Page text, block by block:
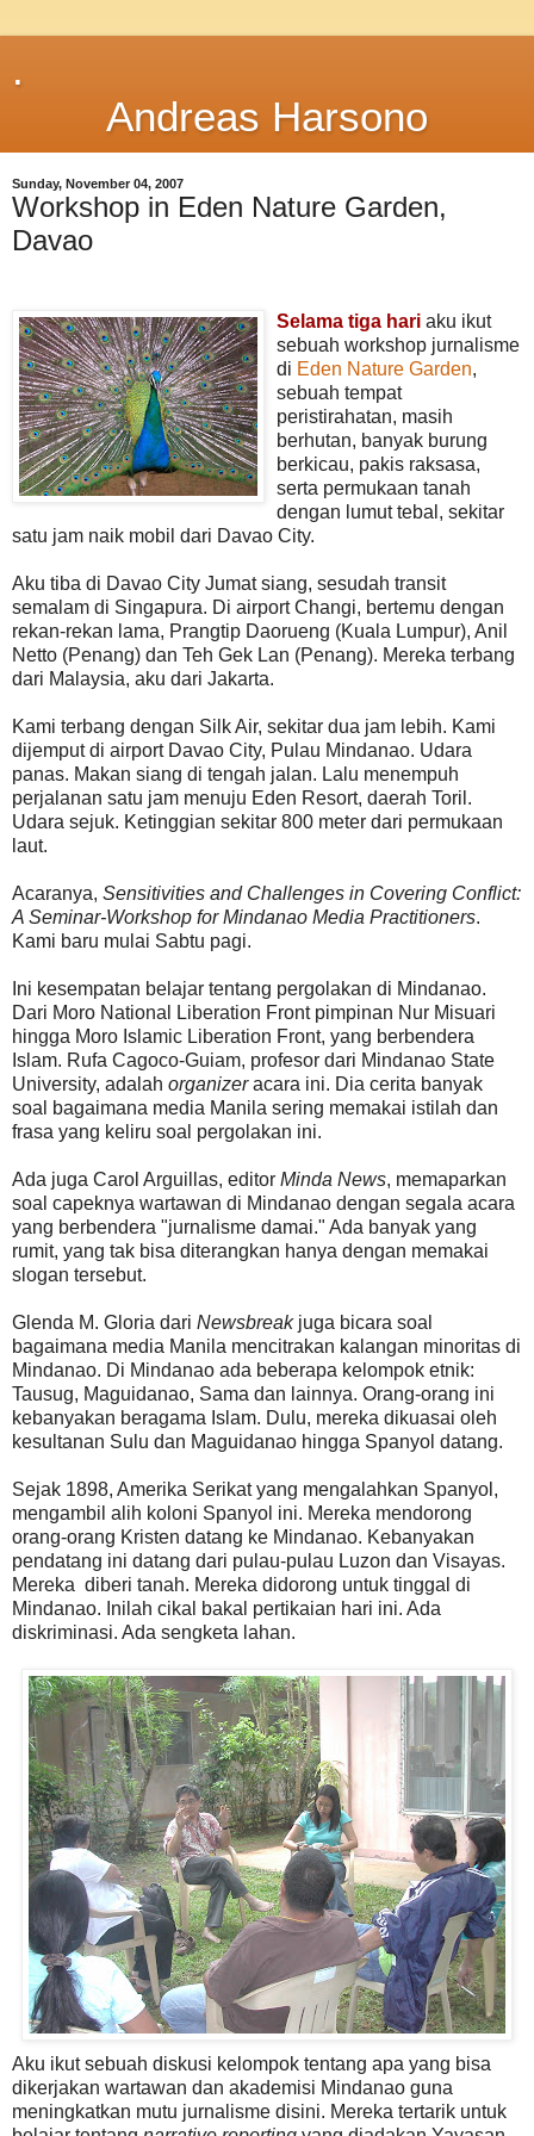
.
Andreas Harsono
Sunday, November 04, 2007
Workshop in Eden Nature Garden,
Davao
Selama tiga hari aku ikut
sebuah workshop jurnalisme
di Eden Nature Garden,
sebuah tempat
peristirahatan, masih
berhutan, banyak burung
berkicau, pakis raksasa,
serta permukaan tanah
dengan lumut tebal, sekitar
satu jam naik mobil dari Davao City.
Aku tiba di Davao City Jumat siang, sesudah transit
semalam di Singapura. Di airport Changi, bertemu dengan
rekan-rekan lama, Prangtip Daorueng (Kuala Lumpur), Anil
Netto (Penang) dan Teh Gek Lan (Penang). Mereka terbang
dari Malaysia, aku dari Jakarta.
Kami terbang dengan Silk Air, sekitar dua jam lebih. Kami
dijemput di airport Davao City, Pulau Mindanao. Udara
panas. Makan siang di tengah jalan. Lalu menempuh
perjalanan satu jam menuju Eden Resort, daerah Toril.
Udara sejuk. Ketinggian sekitar 800 meter dari permukaan
laut.
Acaranya, Sensitivities and Challenges in Covering Conflict:
A Seminar-Workshop for Mindanao Media Practitioners.
Kami baru mulai Sabtu pagi.
Ini kesempatan belajar tentang pergolakan di Mindanao.
Dari Moro National Liberation Front pimpinan Nur Misuari
hingga Moro Islamic Liberation Front, yang berbendera
Islam. Rufa Cagoco-Guiam, profesor dari Mindanao State
University, adalah organizeracara ini. Dia cerita banyak
soal bagaimana media Manila sering memakai istilah dan
frasa yang keliru soal pergolakan ini.
Ada juga Carol Arguillas, editor Minda News, memaparkan
soal capeknya wartawan di Mindanao dengan segala acara
yang berbendera "jurnalisme damai." Ada banyak yang
rumit, yang tak bisa diterangkan hanya dengan memakai
slogan tersebut.
Glenda M. Gloria dari Newsbreakjuga bicara soal
bagaimana media Manila mencitrakan kalangan minoritas di
Mindanao. Di Mindanao ada beberapa kelompok etnik:
Tausug, Maguidanao, Sama dan lainnya. Orang-orang ini
kebanyakan beragama Islam. Dulu, mereka dikuasai oleh
kesultanan Sulu dan Maguidanao hingga Spanyol datang.
Sejak 1898, Amerika Serikat yang mengalahkan Spanyol,
mengambil alih koloni Spanyol ini. Mereka mendorong
orang-orang Kristen datang ke Mindanao. Kebanyakan
pendatang ini datang dari pulau-pulau Luzon dan Visayas.
Mereka diberi tanah. Mereka didorong untuk tinggal di
Mindanao. Inilah cikal bakal pertikaian hari ini. Ada
diskriminasi. Ada sengketa lahan.
Aku ikut sebuah diskusi kelompok tentang apa yang bisa
dikerjakan wartawan dan akademisi Mindanao guna
meningkatkan mutu jurnalisme disini. Mereka tertarik untuk